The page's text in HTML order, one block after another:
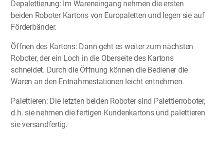
Depalettierung: Im Wareneingang nehmen die ersten
beiden Roboter Kartons von Europaletten und legen sie auf
Förderbänder.
Öffnen des Kartons: Dann geht es weiter zum nächsten
Roboter, der ein Loch in die Oberseite des Kartons
schneidet. Durch die Öffnung können die Bediener die
Waren an den Entnahmestationen leicht entnehmen.
Palettieren: Die letzten beiden Roboter sind Palettierroboter,
d.h. sie nehmen die fertigen Kundenkartons und palettieren
sie versandfertig.